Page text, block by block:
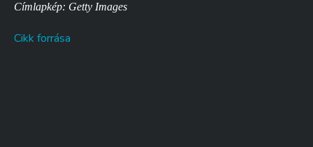
Címlapkép: Getty Images
Cikk forrása